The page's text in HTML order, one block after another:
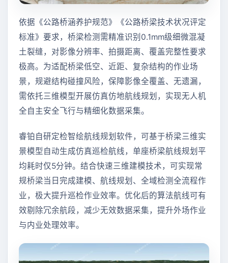
依据《公路桥涵养护规范》《公路桥梁技术状况评定
标准》要求，桥梁检测需精准识别0.1mm级细微混凝
土裂缝，对影像分辨率、拍摄距离、覆盖完整性要求
极高。为适配桥梁低空、近距、复杂结构的作业场
景，规避结构碰撞风险，保障影像全覆盖、无遗漏，
需依托三维模型开展仿真仿地航线规划，实现无人机
全自主安全飞行与精细化数据采集。
睿铂自研定检智绘航线规划软件，可基于桥梁三维实
景模型自动生成仿真巡检航线，单座桥梁航线规划平
均耗时仅5分钟。结合快速三维建模技术，可实现常
规桥梁当日完成建模、航线规划、全域检测全流程作
业，极大提升巡检作业效率。优化后的算法航线可有
效剔除冗余航段，减少无效数据采集，提升外场作业
与内业处理效率。